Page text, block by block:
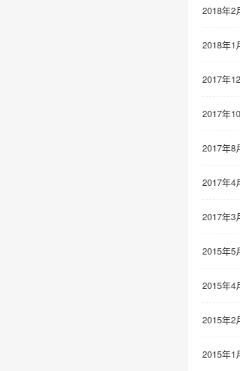
2018年2
2018年1
2017年
2017年
2017年8
2017年4
2017年3
2015年5
2015年4
2015年2
2015年1